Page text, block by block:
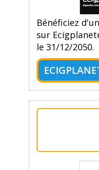
Bénéficiez
sur
le 31/12/2050.